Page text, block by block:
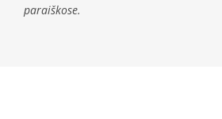
paraiškose.